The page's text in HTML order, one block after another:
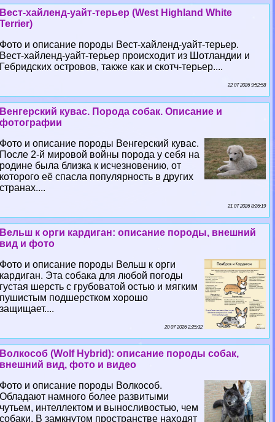
Вест-хайленд-уайт-терьер (West Highland White
Terrier)
Фото и описание породы Вест-хайленд-уайт-терьер.
Вест-хайленд-уайт-терьер происходит из Шотландии и
Гебридских островов, также как и скотч-терьер....
22 07 2026 9:52:58
Венгерский кувас. Порода собак. Описание и
фотографии
Фото и описание породы Венгерский кувас.
После 2-й мировой войны порода у себя на
родине была близка к исчезновению, от
которого её спасла популярность в других
странах....
21 07 2026 8:26:19
Вельш к opги кардиган: описание породы, внешний
вид и фото
Фото и описание породы Вельш к opги
кардиган. Эта собака для любой погоды
густая шерсть с грубоватой остью и мягким
пушистым подшерстком хорошо
защищает....
20 07 2026 2:25:32
Волкособ (Wolf Hybrid): описание породы собак,
внешний вид, фото и видео
Фото и описание породы Волкособ.
Обладают намного более развитыми
чутьем, интеллектом и выносливостью, чем
собаки. В замкнутом прострaнcтве находят